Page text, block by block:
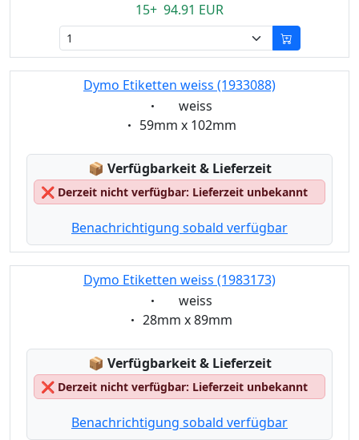
15+ 94.91 EUR
Dymo Etiketten weiss (1933088)
Eigenschaft:
weiss
Eigenschaft:
59mm x 102mm
📦 Lagerstatus:
Verfügbarkeit & Lieferzeit
❌ Derzeit nicht verfügbar: Lieferzeit unbekannt
Benachrichtigung sobald verfügbar
Dymo Etiketten weiss (1983173)
Eigenschaft:
weiss
Eigenschaft:
28mm x 89mm
📦 Lagerstatus:
Verfügbarkeit & Lieferzeit
❌ Derzeit nicht verfügbar: Lieferzeit unbekannt
Benachrichtigung sobald verfügbar